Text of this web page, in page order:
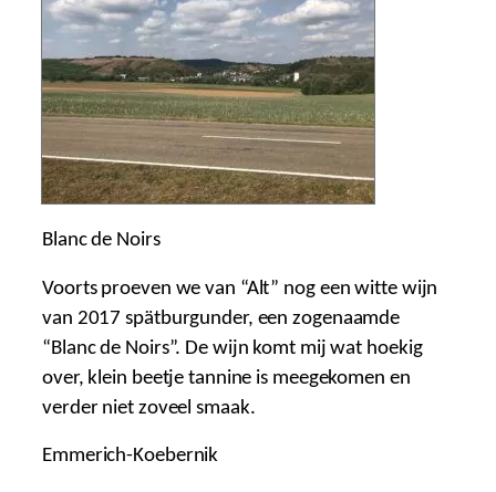
Blanc de Noirs
Voorts proeven we van “Alt” nog een witte wijn
van 2017 spätburgunder, een zogenaamde
“Blanc de Noirs”. De wijn komt mij wat hoekig
over, klein beetje tannine is meegekomen en
verder niet zoveel smaak.
Emmerich-Koebernik